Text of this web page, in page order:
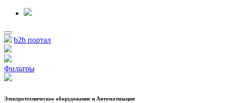
b2b портал
Фильтры
Электротехническое оборудование и Автоматизация